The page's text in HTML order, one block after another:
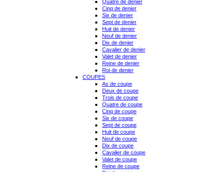
Quatre de denier
Cinq de denier
Six de denier
Sept de denier
Huit de denier
Neuf de denier
Dix de denier
Cavalier de denier
Valet de denier
Reine de denier
Roi de denier
COUPES
As de coupe
Deux de coupe
Trois de coupe
Quatre de coupe
Cinq de coupe
Six de coupe
Sept de coupe
Huit de coupe
Neuf de coupe
Dix de coupe
Cavalier de coupe
Valet de coupe
Reine de coupe